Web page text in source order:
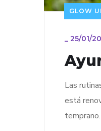
GLOW
25/01/
Las
está